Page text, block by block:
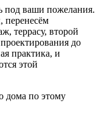
под ваши пожелания.
террасу, второй
до
практика, и
этой
дома по этому